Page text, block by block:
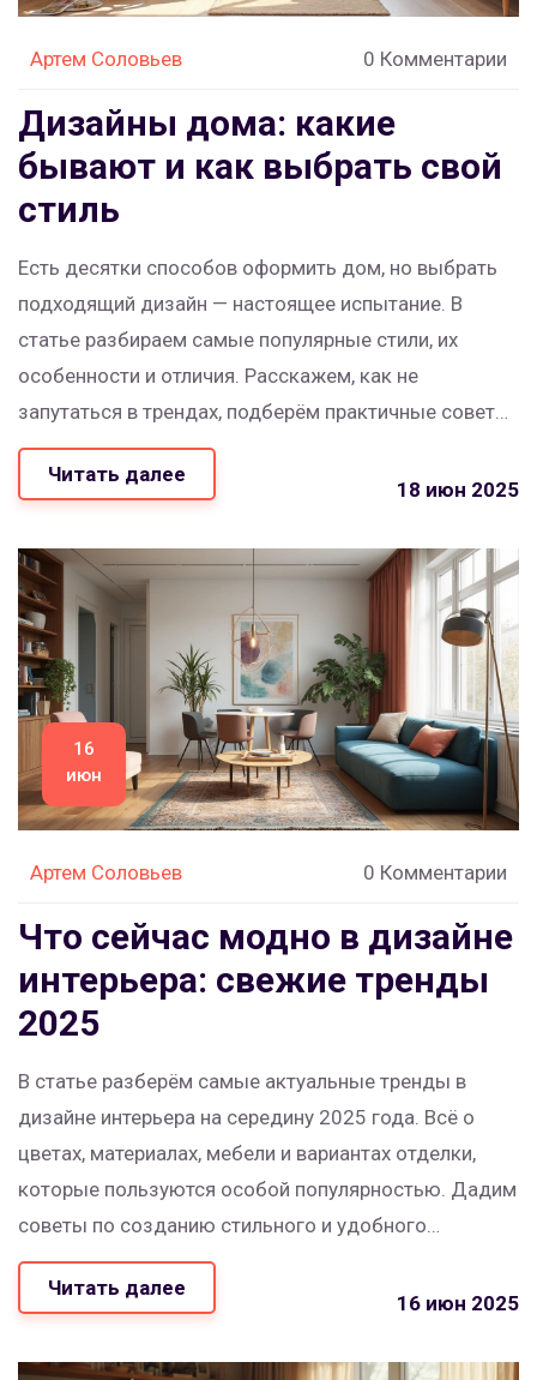
Артем Соловьев 0 Комментарии
Дизайны дома: какие
бывают и как выбрать свой
стиль
Есть десятки способов оформить дом, но выбрать
подходящий дизайн — настоящее испытание. В
статье разбираем самые популярные стили, их
особенности и отличия. Расскажем, как не
запутаться в трендах, подберём практичные советы
для квартир и частных домов. Обсудим удачные
сочетания и ошибки, которые легко избежать.
даже если раньше не занимались дизайном.
Читать далее
18 июн 2025
16
июн
Артем Соловьев 0 Комментарии
Что сейчас модно в дизайне
интерьера: свежие тренды
2025
В статье разберём самые актуальные тренды в
дизайне интерьера на середину 2025 года. Всё о
цветах, материалах, мебели и вариантах отделки,
которые пользуются особой популярностью. Дадим
советы по созданию стильного и удобного
пространства. Расскажем о практических фишках и
неожиданных решениях. Материал подойдёт тем, кто
дома.
Читать далее
16 июн 2025